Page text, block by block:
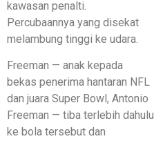
kawasan penalti.
Percubaannya yang disekat
melambung tinggi ke udara.
Freeman — anak kepada
bekas penerima hantaran NFL
dan juara Super Bowl, Antonio
Freeman — tiba terlebih dahulu
ke bola tersebut dan